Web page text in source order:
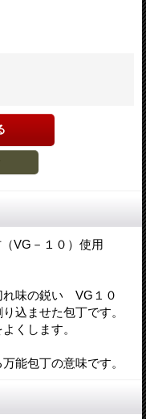
－１０）使用
れ味の鋭い VG１０
込ませた包丁です。
くします。
能包丁の意味です。